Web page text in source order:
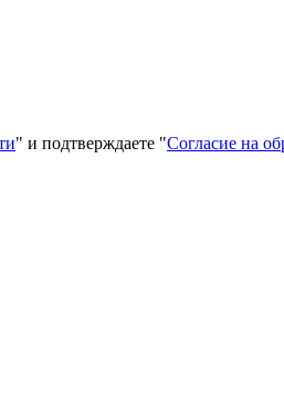
" и подтверждаете "Согласие на